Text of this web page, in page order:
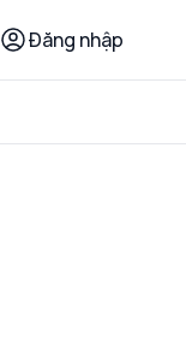
Đăng nhập